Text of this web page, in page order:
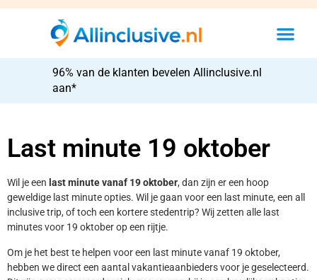
96% van de klanten bevelen Allinclusive.nl
aan*
Last minute 19 oktober
Wil je een last minute vanaf 19 oktober, dan zijn er een hoop
geweldige last minute opties. Wil je gaan voor een last minute, een all
inclusive trip, of toch een kortere stedentrip? Wij zetten alle last
minutes voor 19 oktober op een rijtje.
Om je het best te helpen voor een last minute vanaf 19 oktober,
hebben we direct een aantal vakantieaanbieders voor je geselecteerd.